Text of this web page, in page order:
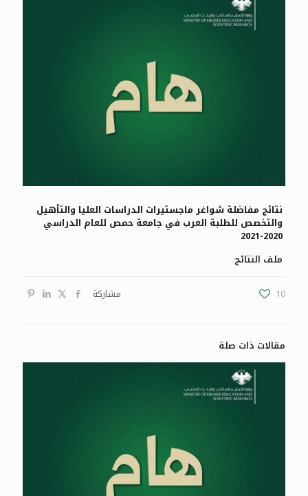
نتائج مفاضلة شواغر ماجستيرات الدراسات العليا والتأهيل
والتخصص للطلبة العرب في جامعة حمص للعام الدراسي
2020-2021
ملف النتائج
مشاركة
10
مقالات ذات صلة